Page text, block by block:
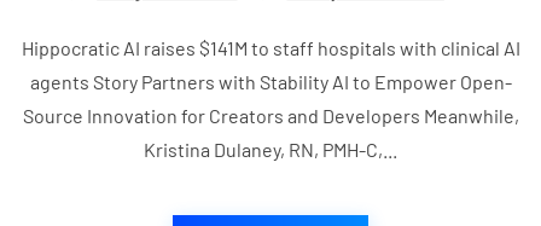
en
a16z
generative
Hippocratic AI raises $141M to staff hospitals with clinical AI
agents Story Partners with Stability AI to Empower Open-
Source Innovation for Creators and Developers Meanwhile,
Kristina Dulaney, RN, PMH-C,...